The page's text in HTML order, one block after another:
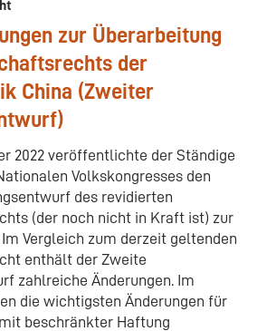
zur Überarbeitung
der
China (Zweiter
2022 veröffentlichte der Ständige
Volkskongresses den
des revidierten
(der noch nicht in Kraft ist) zur
Vergleich zum derzeit geltenden
enthält der Zweite
zahlreiche Änderungen. Im
die wichtigsten Änderungen für
beschränkter Haftung